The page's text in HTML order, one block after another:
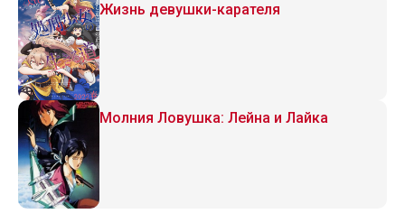
Жизнь девушки-карателя
Молния Ловушка: Лейна и Лайка